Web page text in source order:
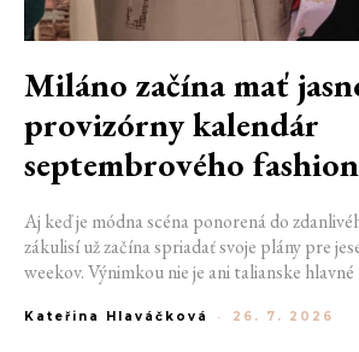
Miláno začína mať
provizórny kalendár
septembrového
Aj keď je módna scéna ponorená do
zákulisí už začína spriadať svoje plány pre
weekov. Výnimkou nie je ani talianske
od 22. do 28. septembra privíta tradičné
Kateřina Hlaváčková - 26. 7. 2026